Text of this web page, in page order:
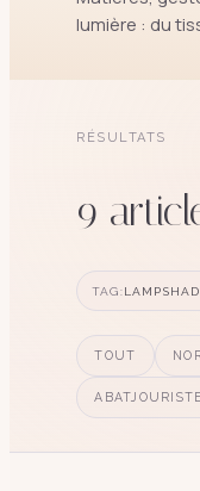
lumière : du
RÉSULTATS
9
TAG:
TOUT